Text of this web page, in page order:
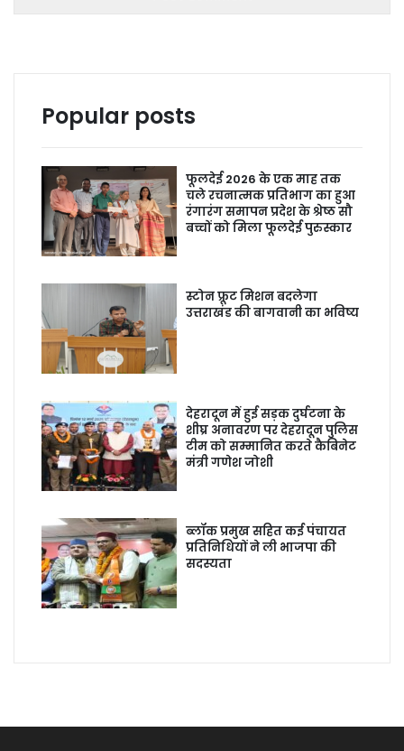
Popular posts
फूलदेई 2026 के एक माह तक
चले रचनात्मक प्रतिभाग का हुआ
रंगारंग समापन प्रदेश के श्रेष्ठ सौ
बच्चों को मिला फूलदेई पुरुस्कार
स्टोन फ्रूट मिशन बदलेगा
उत्तराखंड की बागवानी का भविष्य
देहरादून में हुई सड़क दुर्घटना के
शीघ्र अनावरण पर देहरादून पुलिस
टीम को सम्मानित करते कैबिनेट
मंत्री गणेश जोशी
ब्लॉक प्रमुख सहित कई पंचायत
प्रतिनिधियों ने ली भाजपा की
सदस्यता